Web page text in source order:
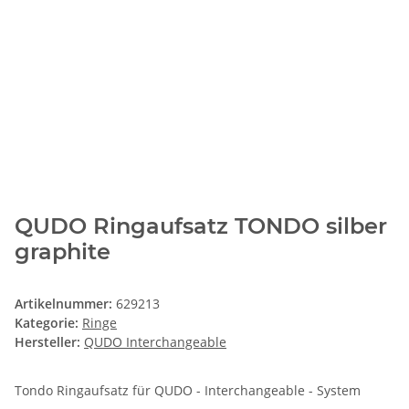
QUDO Ringaufsatz TONDO silber
graphite
Artikelnummer: 629213
Kategorie: Ringe
Hersteller: QUDO Interchangeable
Tondo Ringaufsatz für QUDO - Interchangeable - System